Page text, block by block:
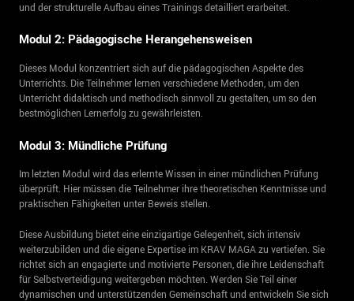
und der strukturelle Aufbau eines Trainings detailliert erarbeitet.
Modul 2: Pädagogische Herangehensweisen
Dieses Modul konzentriert sich auf die pädagogischen Aspekte des
Unterrichts. Die Teilnehmer lernen verschiedene Methoden, um den
Unterricht didaktisch und methodisch sinnvoll zu gestalten, um so den
bestmöglichen Lernerfolg zu gewährleisten.
Modul 3: Mündliche Prüfung
Im letzten Modul wird das erlernte Wissen in einer mündlichen Prüfung
überprüft. Hier müssen die Teilnehmer ihre theoretischen Kenntnisse und
praktischen Fähigkeiten unter Beweis stellen.
Diese Ausbildung bietet eine einzigartige Gelegenheit, sich intensiv
weiterzubilden und die eigene Expertise im KRAV MAGA zu vertiefen. Sie
richtet sich an engagierte und motivierte Personen, die ihre Leidenschaft
für Selbstverteidigung weitergeben möchten. Werden Sie Teil einer
dynamischen und unterstützenden Gemeinschaft und entwickeln Sie sich